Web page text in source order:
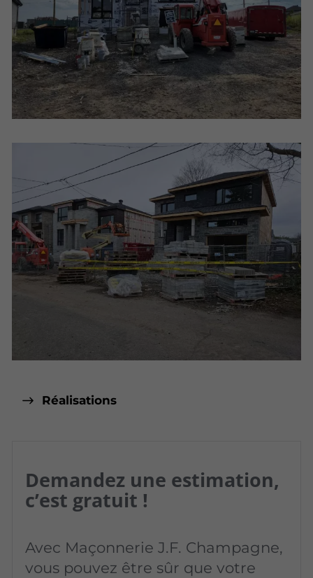
Réalisations
Demandez une estimation,
c’est gratuit !
Avec Maçonnerie J.F. Champagne,
vous pouvez être sûr que votre